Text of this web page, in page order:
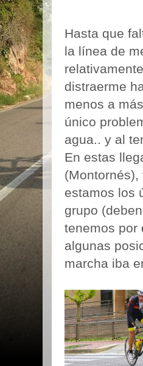
Hasta que
la línea de
distraerme
menos a
único
agua.. y al
En estas
estamos los
grupo
tenemos por
algunas
marcha iba